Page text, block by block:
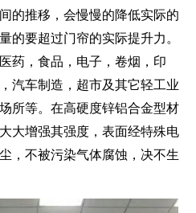
的推移，会慢慢的降低实际的
的要超过门帘的实际提升力。
药，食品，电子，卷烟，印
汽车制造，超市及其它轻工业
所等。在高硬度锌铝合金型材
大增强其强度，表面经特殊电
，不被污染气体腐蚀，决不生